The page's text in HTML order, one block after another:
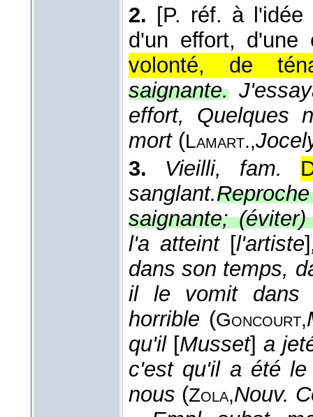
2. [P. réf. à l'idée
d'un effort, d'une
volonté, de
saignante.
effort, Quelques
mort (Lamart.,
3.
Vieilli, fam.
sanglant.
saignante;
l'a atteint [l'artiste]
dans son temps,
il le vomit dans
horrible (Goncourt,
qu'il [Musset] a
c'est qu'il a été
nous (Zola,Nouv.